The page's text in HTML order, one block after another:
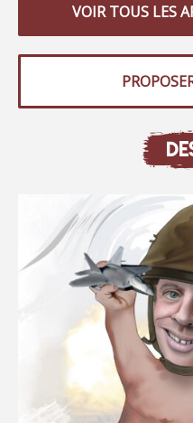
VOIR TOUS LES